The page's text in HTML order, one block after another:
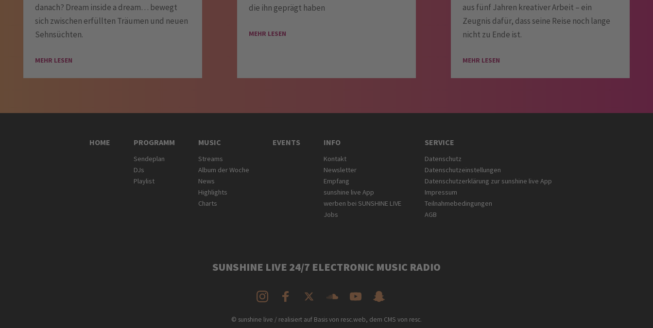
danach? Dream inside a dream… bewegt
sich zwischen erfüllten Träumen und neuen
Sehnsüchten.
MEHR LESEN
die ihn geprägt haben
MEHR LESEN
aus fünf Jahren kreativer Arbeit – ein
Zeugnis dafür, dass seine Reise noch lange
nicht zu Ende ist.
MEHR LESEN
HOME PROGRAMM
Sendeplan
DJs
Playlist
MUSIC
Streams
Album der Woche
News
Highlights
Charts
EVENTS INFO
Kontakt
Newsletter
Empfang
sunshine live App
werben bei SUNSHINE LIVE
Jobs
SERVICE
Datenschutz
Datenschutzeinstellungen
Datenschutzerklärung zur sunshine live App
Impressum
Teilnahmebedingungen
AGB
SUNSHINE LIVE 24/7 ELECTRONIC MUSIC RADIO
© sunshine live / realisiert auf Basis von resc.web, dem CMS von resc.